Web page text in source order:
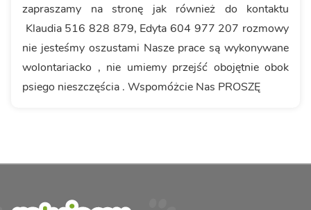
zapraszamy na stronę jak również do kontaktu
Klaudia 516 828 879, Edyta 604 977 207 rozmowy
nie jesteśmy oszustami Nasze prace są wykonywane
wolontariacko , nie umiemy przejść obojętnie obok
psiego nieszczęścia . Wspomóżcie Nas PROSZĘ